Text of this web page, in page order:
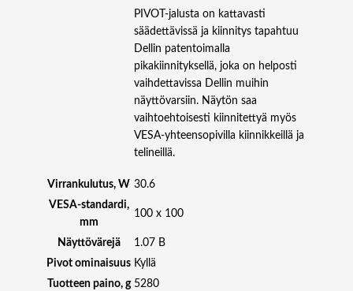
PIVOT-jalusta on kattavasti
säädettävissä ja kiinnitys tapahtuu
Dellin patentoimalla
pikakiinnityksellä, joka on helposti
vaihdettavissa Dellin muihin
näyttövarsiin. Näytön saa
vaihtoehtoisesti kiinnitettyä myös
VESA-yhteensopivilla kiinnikkeillä ja
telineillä.
Virrankulutus, W 30.6
VESA-standardi,
mm
100 x 100
Näyttövärejä
1.07 B
Pivot ominaisuus Kyllä
Tuotteen paino, g 5280